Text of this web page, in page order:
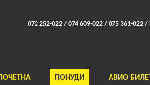
072 252-022 / 074 609-022 / 075 361-022 /
ПОЧЕТНА ПОНУДИ АВИО